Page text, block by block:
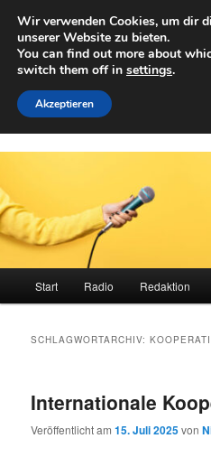
primären
Inhalt
springen
sekundären
Inhalt
springenAchwelle
Campus Medien der
Start Radio Redaktion
SCHLAGWORTARCHIV:
Internationale
Veröffentlicht am15. Juli 2025von
Wir verwenden Cookies, um dir
unserer Website zu bieten.
You can find out more about
switch them off in settings.
Akzeptieren